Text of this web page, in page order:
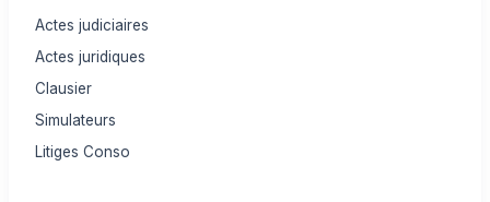
Actes judiciaires
Actes juridiques
Clausier
Simulateurs
Litiges Conso